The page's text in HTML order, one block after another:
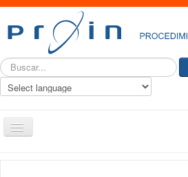
Buscar...
Toggle